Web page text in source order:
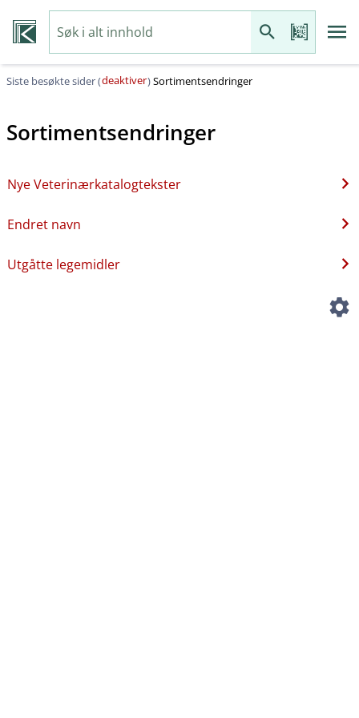
Siste besøkte sider (deaktiver)Sortimentsendringer
Sortimentsendringer
Nye Veterinærkatalogtekster
Endret navn
Utgåtte legemidler